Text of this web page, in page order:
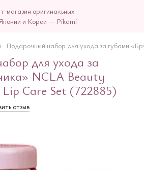
Подарочный набор для ухода за губами
для ухода за
NCLA Beauty
Care Set (722885)
отзыв